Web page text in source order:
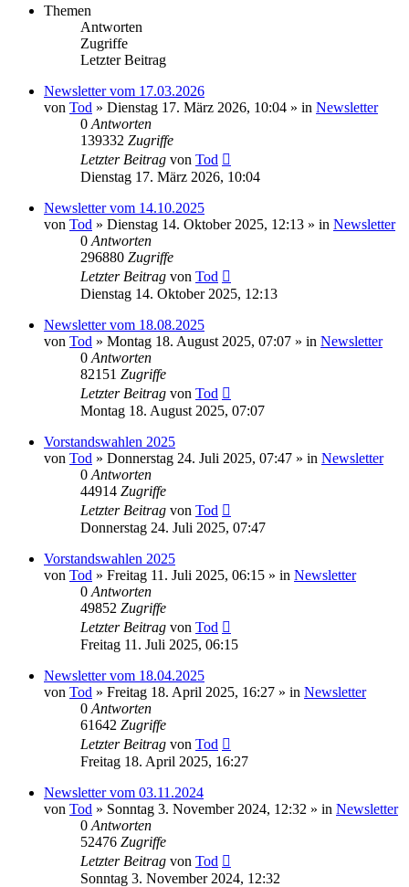
Themen
Antworten
Zugriffe
Letzter Beitrag
Newsletter vom 17.03.2026
von Tod » Dienstag 17. März 2026, 10:04 » in Newsletter
0 Antworten
139332 Zugriffe
Letzter Beitrag von Tod
Dienstag 17. März 2026, 10:04
Newsletter vom 14.10.2025
von Tod » Dienstag 14. Oktober 2025, 12:13 » in Newsletter
0 Antworten
296880 Zugriffe
Letzter Beitrag von Tod
Dienstag 14. Oktober 2025, 12:13
Newsletter vom 18.08.2025
von Tod » Montag 18. August 2025, 07:07 » in Newsletter
0 Antworten
82151 Zugriffe
Letzter Beitrag von Tod
Montag 18. August 2025, 07:07
Vorstandswahlen 2025
von Tod » Donnerstag 24. Juli 2025, 07:47 » in Newsletter
0 Antworten
44914 Zugriffe
Letzter Beitrag von Tod
Donnerstag 24. Juli 2025, 07:47
Vorstandswahlen 2025
von Tod » Freitag 11. Juli 2025, 06:15 » in Newsletter
0 Antworten
49852 Zugriffe
Letzter Beitrag von Tod
Freitag 11. Juli 2025, 06:15
Newsletter vom 18.04.2025
von Tod » Freitag 18. April 2025, 16:27 » in Newsletter
0 Antworten
61642 Zugriffe
Letzter Beitrag von Tod
Freitag 18. April 2025, 16:27
Newsletter vom 03.11.2024
von Tod » Sonntag 3. November 2024, 12:32 » in Newsletter
0 Antworten
52476 Zugriffe
Letzter Beitrag von Tod
Sonntag 3. November 2024, 12:32